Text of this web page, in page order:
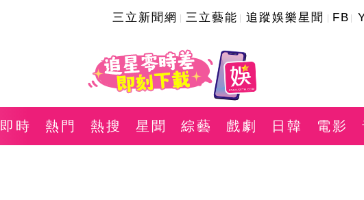
三立新聞網 三立藝能 追蹤娛樂星聞 FB
即時 熱門 熱搜 星聞 綜藝 戲劇 日韓 電影